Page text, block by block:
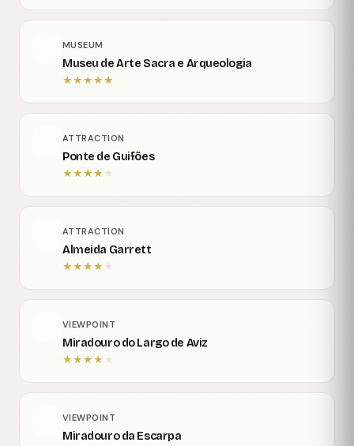
MUSEUM
Museu de Arte Sacra e Arqueologia
★★★★★
ATTRACTION
Ponte de Guifões
★★★★ ★
ATTRACTION
Almeida Garrett
★★★★ ★
VIEWPOINT
Miradouro do Largo de Aviz
★★★★ ★
VIEWPOINT
Miradouro da Escarpa